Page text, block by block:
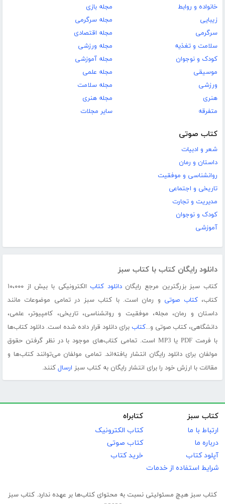
خانواده و روابط
زیبایی
سرگرمی
سلامت و تغذیه
کودک و نوجوان
موسیقی
ورزشی
هنری
متفرقه
مجله بازی
مجله سرگرمی
مجله اقتصادی
مجله ورزشی
مجله آموزشی
مجله علمی
مجله سلامت
مجله هنری
سایر مجلات
کتاب صوتی
شعر و ادبیات
داستان و رمان
روانشناسی و موفقیت
تاریخی و اجتماعی
مدیریت و تجارت
کودک و نوجوان
آموزشی
دانلود رایگان کتاب با کتاب سبز
کتاب سبز بزرگترین مرجع رایگاندانلود کتاب
الکترونیکی با بیش از ۱۰،۰۰۰
کتاب،کتاب صوتی و رمان است. با کتاب سبز در تمامی موضوعات مانند
داستان و رمان، مجله، موفقیت و روانشناسی، تاریخی، کامپیوتر، علمی،
دانشگاهی، کتاب صوتی و...کتاب برای دانلود قرار داده شده است. دانلود کتاب‌ها
با فرمت PDF یا MP3 است. تمامی کتاب‌های موجود با در نظر گرفتن حقوق
مولفان برای دانلود رایگان انتشار یافته‌اند. تمامی مولفان می‌توانند کتاب‌ها و
مقالات با ارزش خود را برای انتشار رایگان به کتاب سبز ارسال کنند.
کتاب سبز
ارتباط با ما
درباره ما
آپلود کتاب
شرایط استفاده از خدمات
کتابراه
کتاب الکترونیک
کتاب صوتی
خرید کتاب
کتاب سبز هیچ مسئولیتی نسبت به محتوای کتاب‌ها بر عهده ندارد. کتاب سبز